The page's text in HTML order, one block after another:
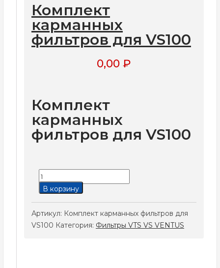
Комплект
карманных
фильтров для VS100
0,00 ₽
Комплект
карманных
фильтров для VS100
Количество
товара
карманных
фильтров
В корзину
Артикул: Комплект карманных фильтров для
VS100 Категория: Фильтры VTS VS VENTUS